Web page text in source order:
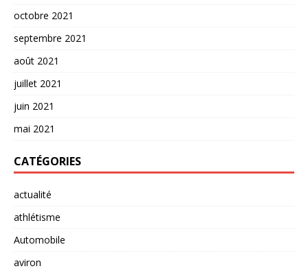
octobre 2021
septembre 2021
août 2021
juillet 2021
juin 2021
mai 2021
CATÉGORIES
actualité
athlétisme
Automobile
aviron